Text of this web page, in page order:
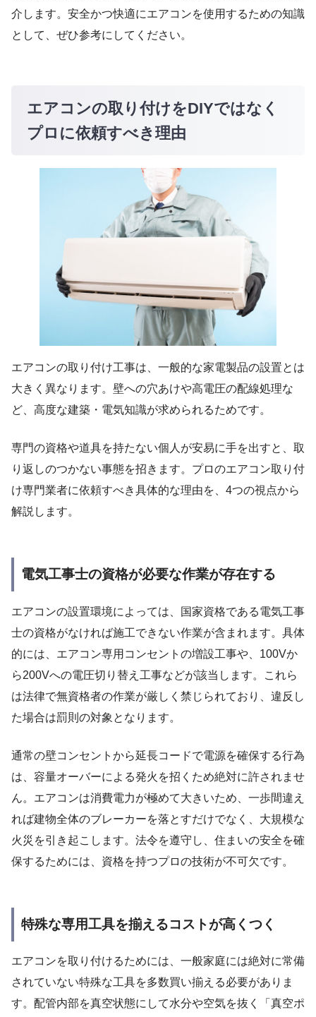
介します。安全かつ快適にエアコンを使用するための知識
として、ぜひ参考にしてください。
エアコンの取り付けをDIYではなく
プロに依頼すべき理由
エアコンの取り付け工事は、一般的な家電製品の設置とは
大きく異なります。壁への穴あけや高電圧の配線処理な
ど、高度な建築・電気知識が求められるためです。
専門の資格や道具を持たない個人が安易に手を出すと、取
り返しのつかない事態を招きます。プロのエアコン取り付
け専門業者に依頼すべき具体的な理由を、4つの視点から
解説します。
電気工事士の資格が必要な作業が存在する
エアコンの設置環境によっては、国家資格である電気工事
士の資格がなければ施工できない作業が含まれます。具体
的には、エアコン専用コンセントの増設工事や、100Vか
ら200Vへの電圧切り替え工事などが該当します。これら
は法律で無資格者の作業が厳しく禁じられており、違反し
た場合は罰則の対象となります。
通常の壁コンセントから延長コードで電源を確保する行為
は、容量オーバーによる発火を招くため絶対に許されませ
ん。エアコンは消費電力が極めて大きいため、一歩間違え
れば建物全体のブレーカーを落とすだけでなく、大規模な
火災を引き起こします。法令を遵守し、住まいの安全を確
保するためには、資格を持つプロの技術が不可欠です。
特殊な専用工具を揃えるコストが高くつく
エアコンを取り付けるためには、一般家庭には絶対に常備
されていない特殊な工具を多数買い揃える必要がありま
す。配管内部を真空状態にして水分や空気を抜く「真空ポ